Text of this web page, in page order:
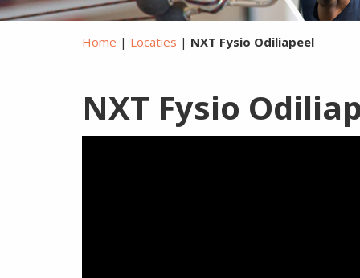
Home | Locaties | NXT Fysio Odiliapeel
NXT Fysio